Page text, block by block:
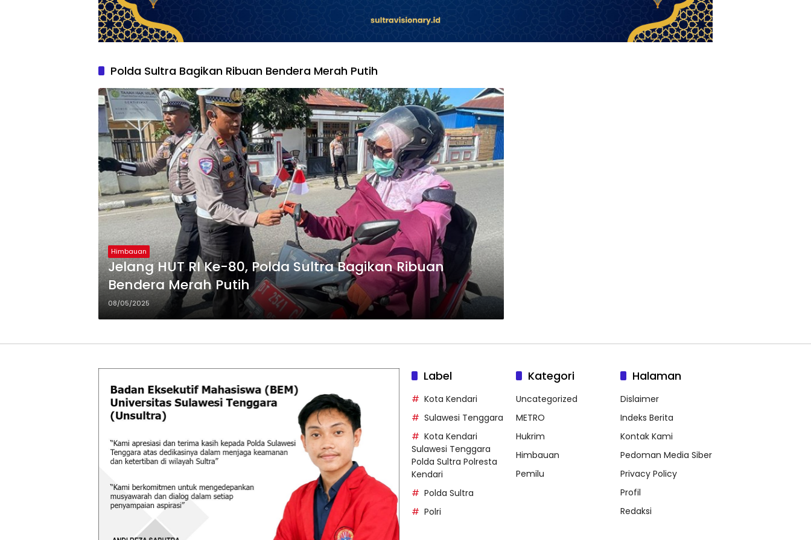
Polda Sultra Bagikan Ribuan Bendera Merah Putih
Himbauan
Jelang HUT RI Ke-80, Polda Sultra Bagikan Ribuan
Bendera Merah Putih
08/05/2025
Label
Kota Kendari
Sulawesi Tenggara
Kota Kendari
Sulawesi Tenggara
Polda Sultra Polresta
Kendari
Polda Sultra
Polri
Kategori
Uncategorized
METRO
Hukrim
Himbauan
Pemilu
Halaman
Dislaimer
Indeks Berita
Kontak Kami
Pedoman Media Siber
Privacy Policy
Profil
Redaksi